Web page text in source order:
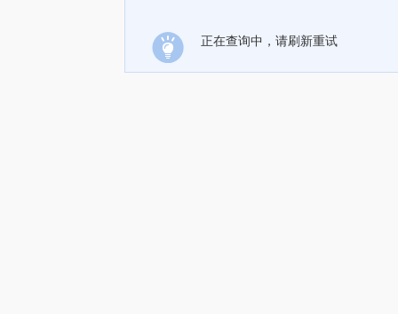
正在查询中，请刷新重试